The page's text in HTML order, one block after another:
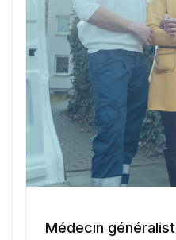
Numéro
Sélectionner une
Médecin